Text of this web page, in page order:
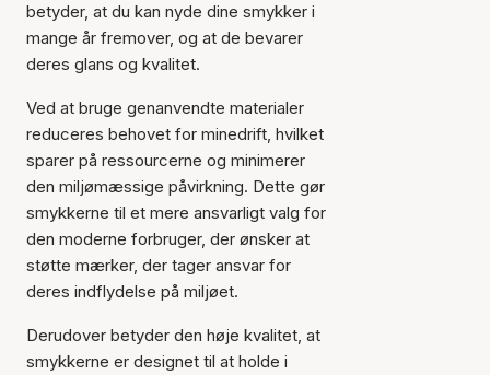
betyder, at du kan nyde dine smykker i
mange år fremover, og at de bevarer
deres glans og kvalitet.
Ved at bruge genanvendte materialer
reduceres behovet for minedrift, hvilket
sparer på ressourcerne og minimerer
den miljømæssige påvirkning. Dette gør
smykkerne til et mere ansvarligt valg for
den moderne forbruger, der ønsker at
støtte mærker, der tager ansvar for
deres indflydelse på miljøet.
Derudover betyder den høje kvalitet, at
smykkerne er designet til at holde i